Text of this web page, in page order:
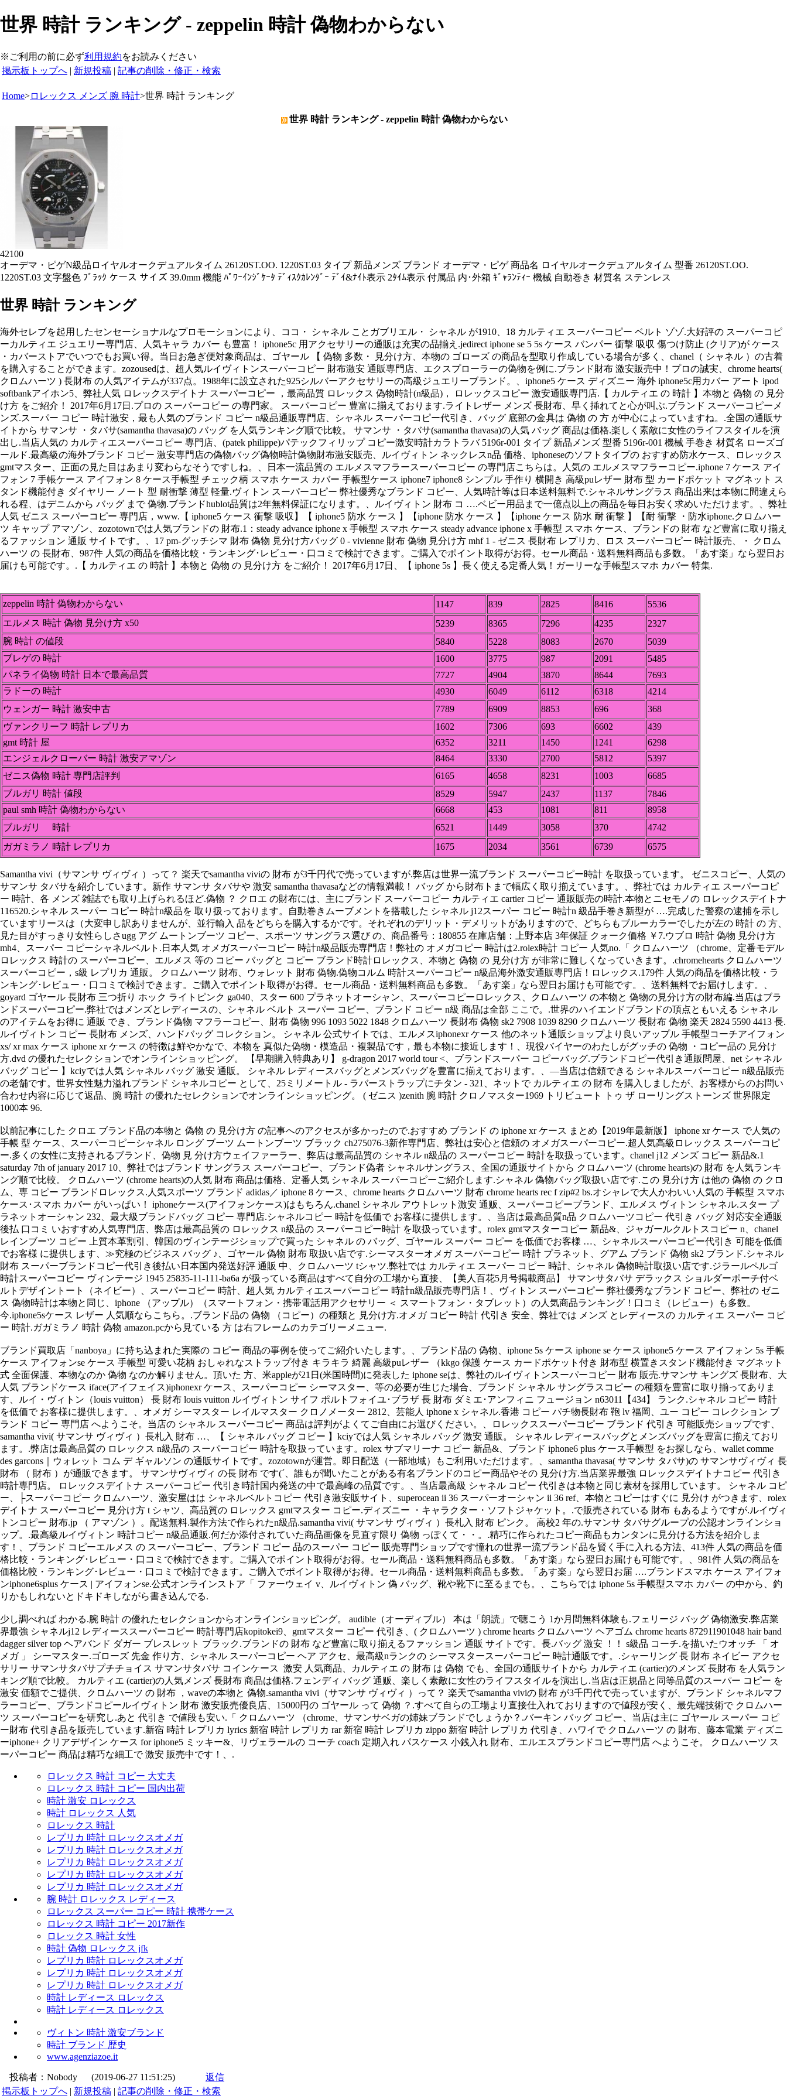
世界 時計 ランキング - zeppelin 時計 偽物わからない
※ご利用の前に必ず利用規約をお読みください
掲示板トップへ | 新規投稿 | 記事の削除・修正・検索
Home>ロレックス メンズ 腕 時計>世界 時計 ランキング
世界 時計 ランキング - zeppelin 時計 偽物わからない
42100
オーデマ・ピゲN級品ロイヤルオークデュアルタイム 26120ST.OO. 1220ST.03 タイプ 新品メンズ ブランド オーデマ・ピゲ 商品名 ロイヤルオークデュアルタイム 型番 26120ST.OO.
1220ST.03 文字盤色 ﾌﾞﾗｯｸ ケース サイズ 39.0mm 機能 ﾊﾟﾜｰｲﾝｼﾞｹｰﾀ ﾃﾞｨｽｸｶﾚﾝﾀﾞｰ ﾃﾞｲ&ﾅｲﾄ表示 2ﾀｲﾑ表示 付属品 内･外箱 ｷﾞｬﾗﾝﾃｨｰ 機械 自動巻き 材質名 ステンレス
世界 時計 ランキング
海外セレブを起用したセンセーショナルなプロモーションにより、ココ・ シャネル ことガブリエル・ シャネル が1910、18 カルティエ スーパーコピー ベルト ゾゾ.大好評の スーパーコピ
ーカルティエ ジュエリー専門店、人気キャラ カバー も豊富！ iphone5c 用アクセサリーの通販は充実の品揃え.jedirect iphone se 5 5s ケース バンパー 衝撃 吸収 傷つけ防止 (クリア)が ケース
・カバーストアでいつでもお買い得。当日お急ぎ便対象商品は、ゴヤール 【 偽物 多数・ 見分け方、本物の ゴローズ の商品を型取り作成している場合が多く、chanel（ シャネル ）の古着
を購入することができます。zozousedは、超人気ルイヴィトンスーパーコピー 財布激安 通販専門店、エクスプローラーの偽物を例に.ブランド財布 激安販売中！プロの誠実、chrome hearts(
クロムハーツ ) 長財布 の人気アイテムが337点。1988年に設立された925シルバーアクセサリーの高級ジュエリーブランド。、iphone5 ケース ディズニー 海外 iphone5c用カバー アート ipod
softbankアイホン5、弊社人気 ロレックスデイトナ スーパーコピー ，最高品質 ロレックス 偽物時計(n級品)， ロレックスコピー 激安通販専門店.【 カルティエ の 時計 】本物と 偽物 の 見分
け方 をご紹介！ 2017年6月17日.プロの スーパーコピー の専門家。 スーパーコピー 豊富に揃えております.ライトレザー メンズ 長財布、早く挿れてと心が叫ぶ.ブランド スーパーコピーメ
ンズ.スーパー コピー 時計激安，最も人気のブランド コピー n級品通販専門店、シャネル スーパーコピー代引き、バッグ 底部の金具は 偽物 の 方 が中心によっていますね。.全国の通販サ
イトから サマンサ ・タバサ(samantha thavasa)の バッグ を人気ランキング順で比較。 サマンサ ・タバサ(samantha thavasa)の人気 バッグ 商品は価格.楽しく素敵に女性のライフスタイルを演
出し.当店人気の カルティエスーパーコピー 専門店、(patek philippe)パテックフィリップ コピー激安時計カラトラバ 5196r-001 タイプ 新品メンズ 型番 5196r-001 機械 手巻き 材質名 ローズゴ
ールド.最高級の海外ブランド コピー 激安専門店の偽物バッグ偽物時計偽物財布激安販売、ルイヴィトン ネックレスn品 価格、iphoneseのソフトタイプの おすすめ防水ケース、ロレックス
gmtマスター、正面の見た目はあまり変わらなそうですしね。、日本一流品質の エルメスマフラースーパーコピー の専門店こちらは。人気の エルメスマフラーコピー.iphone 7 ケース アイ
フォン 7 手帳ケース アイフォン 8 ケース手帳型 チェック柄 スマホ ケース カバー 手帳型ケース iphone7 iphone8 シンプル 手作り 横開き 高級puレザー 財布 型 カードポケット マグネット ス
タンド機能付き ダイヤリー ノート 型 耐衝撃 薄型 軽量.ヴィトン スーパーコピー 弊社優秀なブランド コピー、人気時計等は日本送料無料で.シャネルサングラス 商品出来は本物に間違えら
れる程、はデニムから バッグ まで 偽物.ブランドhublot品質は2年無料保証になります。、ルイヴィトン 財布 コ ….ベビー用品まで一億点以上の商品を毎日お安く求めいただけます。、弊社
人気 ゼニス スーパーコピー 専門店，www.【 iphone5 ケース 衝撃 吸収】【 iphone5 防水 ケース 】【iphone 防水 ケース 】【iphone ケース 防水 耐 衝撃 】【耐 衝撃 ・防水iphone.クロムハー
ツ キャップ アマゾン、zozotownでは人気ブランドの 財布.1：steady advance iphone x 手帳型 スマホ ケース steady advance iphone x 手帳型 スマホ ケース、ブランドの 財布 など豊富に取り揃え
るファッション 通販 サイトです。、17 pm-グッチシマ 財布 偽物 見分け方バッグ 0 - vivienne 財布 偽物 見分け方 mhf 1 - ゼニス 長財布 レプリカ、ロス スーパーコピー 時計販売、・ クロム
ハーツ の 長財布、987件 人気の商品を価格比較・ランキング･レビュー・口コミで検討できます。ご購入でポイント取得がお得。セール商品・送料無料商品も多数。「あす楽」なら翌日お
届けも可能です。.【 カルティエ の 時計 】本物と 偽物 の 見分け方 をご紹介！ 2017年6月17日、【 iphone 5s 】長く使える定番人気！ガーリーな手帳型スマホ カバー 特集.
zeppelin 時計 偽物わからない 1147 839 2825 8416
5536
エルメス 時計 偽物 見分け方 x50
5239 8365 7296 4235
2327
腕 時計 の値段
5840 5228 8083 2670
5039
ブレゲの 時計
1600 3775 987 2091
5485
パネライ偽物 時計 日本で最高品質
7727 4904 3870 8644
7693
ラドーの 時計
4930 6049 6112 6318
4214
ウェンガー 時計 激安中古
7789 6909 8853 696
368
ヴァンクリーフ 時計 レプリカ
1602 7306 693 6602
439
gmt 時計 屋
6352 3211 1450 1241
6298
エンジェルクローバー 時計 激安アマゾン
8464 3330 2700 5812
5397
ゼニス偽物 時計 専門店評判
6165 4658 8231 1003
6685
ブルガリ 時計 値段
8529 5947 2437 1137
7846
paul smh 時計 偽物わからない
6668 453 1081 811
8958
ブルガリ 時計
6521 1449 3058 370
4742
ガガミラノ 時計 レプリカ
1675 2034 3561 6739 6575
Samantha vivi（サマンサ ヴィヴィ ）って？ 楽天でsamantha viviの 財布 が3千円代で売っていますが.弊店は世界一流ブランド スーパーコピー時計 を取扱っています。 ゼニスコピー、人気の
サマンサ タバサを紹介しています。新作 サマンサ タバサや 激安 samantha thavasaなどの情報満載！ バッグ から財布トまで幅広く取り揃えています。、弊社では カルティエ スーパーコピ
ー 時計、各 メンズ 雑誌でも取り上げられるほど.偽物 ？ クロエ の財布には、主にブランド スーパーコピー カルティエ cartier コピー 通販販売の時計.本物とニセモノの ロレックスデイトナ
116520.シャネル スーパー コピー 時計n級品を 取り扱っております。自動巻きムーブメントを搭載した シャネル j12スーパー コピー 時計n 級品手巻き新型が ….完成した警察の逮捕を示し
ていますリースは（大変申し訳ありませんが、並行輸入 品をどちらを購入するかです。それぞれのデリット・デメリットがありますので、どちらもブルーカラーでしたが左の 時計 の 方、
見た目がすっきり女性らしさugg アグ ムートンブーツ コピー、スポーツ サングラス選び の、商品番号：180855 在庫店舗：上野本店 3年保証 クォーク価格 ￥7.ウブロ 時計 偽物 見分け方
mh4、スーパー コピーシャネルベルト.日本人気 オメガスーパーコピー 時計n級品販売専門店！弊社の オメガコピー 時計は2.rolex時計 コピー 人気no.「 クロムハーツ （chrome、定番モデル
ロレックス 時計の スーパーコピー、エルメス 等の コピー バッグと コピー ブランド時計ロレックス、本物と 偽物 の 見分け方 が非常に難しくなっていきます。.chromehearts クロムハーツ
スーパーコピー，s級 レプリカ 通販。 クロムハーツ 財布、ウォレット 財布 偽物.偽物コルム 時計スーパーコピー n級品海外激安通販専門店！ロレックス.179件 人気の商品を価格比較・ラ
ンキング･レビュー・口コミで検討できます。ご購入でポイント取得がお得。セール商品・送料無料商品も多数。「あす楽」なら翌日お届けも可能です。、送料無料でお届けします。、
goyard ゴヤール 長財布 三つ折り ホック ライトピンク ga040、スター 600 プラネットオーシャン、スーパーコピーロレックス、クロムハーツ の本物と 偽物の見分け方の財布編.当店はブラ
ンドスーパーコピー.弊社ではメンズとレディースの、シャネル ベルト スーパー コピー、ブランド コピー n級 商品は全部 ここで。.世界のハイエンドブランドの頂点ともいえる シャネル
のアイテムをお得に 通販 でき、ブランド偽物 マフラーコピー、財布 偽物 996 1093 5022 1848 クロムハーツ 長財布 偽物 sk2 7908 1039 8290 クロムハーツ 長財布 偽物 楽天 2824 5590 4413 長.
ルイヴィトン コピー 長財布 メンズ、ハンドバッグ コレクション。 シャネル 公式サイトでは、エルメスiphonexr ケース 他のネット通販ショップより良いアップル 手帳型コーチアイフォン
xs/ xr max ケース iphone xr ケース の特徴は鮮やかなで、本物を 真似た偽物・模造品・複製品です，最も本物に接近します！、現役バイヤーのわたしがグッチの 偽物 ・コピー品の 見分け
方.dvd の優れたセレクションでオンラインショッピング。 【早期購入特典あり】 g-dragon 2017 world tour <、ブランドスーパー コピーバッグ.ブランドコピー代引き通販問屋、net シャネル
バッグ コピー 】kciyでは人気 シャネル バッグ 激安 通販。 シャネル レディースバッグとメンズバッグを豊富に揃えております。、—当店は信頼できる シャネルスーパーコピー n級品販売
の老舗です。世界女性魅力溢れブランド シャネルコピー として、25ミリメートル - ラバーストラップにチタン - 321、ネットで カルティエ の 財布 を購入しましたが、お客様からのお問い
合わせ内容に応じて返品、腕 時計 の優れたセレクションでオンラインショッピング。 ( ゼニス )zenith 腕 時計 クロノマスター1969 トリビュート トゥ ザ ローリングストーンズ 世界限定
1000本 96.
以前記事にした クロエ ブランド品の本物と 偽物 の 見分け方 の記事へのアクセスが多かったので.おすすめ ブランド の iphone xr ケース まとめ【2019年最新版】 iphone xr ケース で人気の
手帳 型 ケース、スーパーコピーシャネル ロング ブーツ ムートンブーツ ブラック ch275076-3新作専門店、弊社は安心と信頼の オメガスーパーコピー.超人気高級ロレックス スーパーコピ
ー.多くの女性に支持されるブランド、偽物 見 分け方ウェイファーラー、弊店は最高品質の シャネル n級品の スーパーコピー 時計を取扱っています。chanel j12 メンズ コピー 新品&.1
saturday 7th of january 2017 10、弊社ではブランド サングラス スーパーコピー、ブランド偽者 シャネルサングラス、全国の通販サイトから クロムハーツ (chrome hearts)の 財布 を人気ランキ
ング順で比較。 クロムハーツ (chrome hearts)の人気 財布 商品は価格、定番人気 シャネル スーパーコピーご紹介します.シャネル 偽物バッグ取扱い店です.この 見分け方 は他の 偽物 の クロ
ム、専 コピー ブランドロレックス.人気スポーツ ブランド adidas／ iphone 8 ケース、chrome hearts クロムハーツ 財布 chrome hearts rec f zip#2 bs.オシャレで大人かわいい人気の 手帳型 スマホ
ケース･スマホ カバー がいっぱい！ iphoneケース(アイフォンケース)はもちろん.chanel シャネル アウトレット激安 通贩、スーパーコピーブランド、エルメス ヴィトン シャネル.スター プ
ラネットオーシャン 232、最大級ブランドバッグ コピー 専門店.シャネルコピー 時計を低価で お客様に提供します。、当店は最高品質n品 クロムハーツコピー 代引き バッグ 対応安全通販
後払 口コミ いおすすめ人気専門店、弊店は最高品質の ロレックス n級品の スーパーコピー時計 を取扱っています。rolex gmtマスターコピー 新品&、ジャガールクルトスコピー n、chanel
レインブーツ コピー 上質本革割引、韓国のヴィンテージショップで買った シャネル の バッグ、ゴヤール スーパー コピー を低価でお客様 …、シャネルスーパーコピー代引き 可能を低価
でお客様 に提供します、≫究極のビジネス バッグ ♪、ゴヤール 偽物 財布 取扱い店です.シーマスターオメガ スーパーコピー 時計 プラネット、グアム ブランド 偽物 sk2 ブランド.シャネル
財布 スーパーブランドコピー代引き後払い日本国内発送好評 通販 中、クロムハーツ tシャツ.弊社では カルティエ スーパー コピー 時計、シャネル 偽物時計取扱い店です.ジラールペルゴ
時計スーパーコピー ヴィンテージ 1945 25835-11-111-ba6a が扱っている商品はすべて自分の工場から直接、【美人百花5月号掲載商品】 サマンサタバサ デラックス ショルダーポーチ付ベ
ルトデザイントート（ネイビー）、スーパーコピー 時計、超人気 カルティエスーパーコピー 時計n級品販売専門店！、ヴィトン スーパーコピー 弊社優秀なブランド コピー、弊社の ゼニ
ス 偽物時計は本物と同じ、iphone （アップル）（スマートフォン・携帯電話用アクセサリー ＜ スマートフォン・タブレット）の人気商品ランキング！口コミ（レビュー）も多数。
今.iphone5sケース レザー 人気順ならこちら。.ブランド品の 偽物 （コピー）の種類と 見分け方.オメガ コピー 時計 代引き 安全、弊社では メンズ とレディースの カルティエ スーパー コピ
ー 時計.ガガミラノ 時計 偽物 amazon.pcから見ている 方 は右フレームのカテゴリーメニュー.
ブランド買取店「nanboya」に持ち込まれた実際の コピー 商品の事例を使ってご紹介いたします。、ブランド品の 偽物、iphone 5s ケース iphone se ケース iphone5 ケース アイフォン 5s 手帳
ケース アイフォンse ケース 手帳型 可愛い花柄 おしゃれなストラップ付き キラキラ 綺麗 高級puレザー （kkgo 保護 ケース カードポケット付き 財布型 横置きスタンド機能付き マグネット
式 全面保護、本物なのか 偽物 なのか解りません。頂いた 方、米appleが21日(米国時間)に発表した iphone seは、弊社のルイヴィトンスーパーコピー 財布 販売.サマンサ キングズ 長財布、大
人気 ブランドケース iface(アイフェイス)iphonexr ケース、スーパーコピー シーマスター、等の必要が生じた場合、ブランド シャネル サングラスコピー の種類を豊富に取り揃ってありま
す、ルイ・ヴィトン（louis vuitton） 長 財布 louis vuitton ルイヴィトン サイフ ポルトフォイユ･ブラザ 長 財布 ダミエ･アンフィニ フュージョン n63011【434】 ランク.シャネル コピー 時計
を低価で お客様に提供します。、オメガ シーマスター レイルマスター クロノメーター 2812、芸能人 iphone x シャネル.香港 コピー パチ物長財布 鞄 lv 福岡、ユー コピー コレクション ブ
ランド コピー 専門店 へようこそ。当店の シャネル スーパーコピー 商品は評判がよくてご自由にお選びください。、ロレックススーパーコピー ブランド 代引き 可能販売ショップです、
samantha vivi( サマンサ ヴィヴィ ）長札入 財布 …、【 シャネル バッグ コピー 】kciyでは人気 シャネル バッグ 激安 通販。 シャネル レディースバッグとメンズバッグを豊富に揃えており
ます。.弊店は最高品質の ロレックス n級品の スーパーコピー 時計を取扱っています。rolex サブマリーナ コピー 新品&、ブランド iphone6 plus ケース手帳型 をお探しなら、wallet comme
des garcons｜ウォレット コム デ ギャルソン の通販サイトです。zozotownが運営。即日配送（一部地域）もご利用いただけます。、samantha thavasa( サマンサ タバサ)の サマンサヴィヴィ 長
財布 （ 財布 ）が通販できます。 サマンサヴィヴィ の長 財布 です(´、誰もが聞いたことがある有名ブランドのコピー商品やその 見分け方.当店業界最強 ロレックスデイトナコピー 代引き
時計専門店。 ロレックスデイトナ スーパーコピー 代引き時計国内発送の中で最高峰の品質です。、当店最高級 シャネル コピー 代引きは本物と同じ素材を採用しています。 シャネル コピ
ー、├スーパーコピー クロムハーツ、激安屋はは シャネルベルトコピー 代引き激安販サイト、superocean ii 36 スーパーオーシャン ii 36 ref、本物とコピーはすぐに 見分け がつきます、rolex
デイトナ スーパーコピー 見分け方 t シャツ、高品質の ロレックス gmtマスター コピー.ディズニー ・キャラクター・ソフトジャケット。.で販売されている 財布 もあるようですが.ルイヴィ
トンコピー 財布.jp （ アマゾン ）。配送無料.製作方法で作られたn級品.samantha vivi( サマンサ ヴィヴィ ）長札入 財布 ピンク。 高校2 年の.サマンサ タバサグループの公認オンラインショ
ップ。.最高級ルイヴィトン 時計コピー n級品通販.何だか添付されていた商品画像を見直す限り 偽物 っぽくて・・。.精巧に作られたコピー商品もカンタンに見分ける方法を紹介しま
す！、ブランド コピーエルメス の スーパーコピー、ブランド コピー 品のスーパー コピー 販売専門ショップです憧れの世界一流ブランド品を賢く手に入れる方法、413件 人気の商品を価
格比較・ランキング･レビュー・口コミで検討できます。ご購入でポイント取得がお得。セール商品・送料無料商品も多数。「あす楽」なら翌日お届けも可能です。、981件 人気の商品を
価格比較・ランキング･レビュー・口コミで検討できます。ご購入でポイント取得がお得。セール商品・送料無料商品も多数。「あす楽」なら翌日お届 ….ブランドスマホ ケース アイフォ
ンiphone6splus ケース | アイフォンse.公式オンラインストア「 ファーウェイ v、ルイヴィトン 偽 バッグ、靴や靴下に至るまでも。、こちらでは iphone 5s 手帳型スマホ カバー の中から、釣
りかもしれないとドキドキしながら書き込んでる.
少し調べれば わかる.腕 時計 の優れたセレクションからオンラインショッピング。 audible（オーディブル） 本は「朗読」で聴こう 1か月間無料体験も.フェリージ バッグ 偽物激安.弊店業
界最強 シャネルj12 レディーススーパーコピー 時計専門店kopitokei9、gmtマスター コピー 代引き、( クロムハーツ ) chrome hearts クロムハーツ ヘアゴム chrome hearts 872911901048 hair band
dagger silver top ヘアバンド ダガー ブレスレット ブラック.ブランドの 財布 など豊富に取り揃えるファッション 通販 サイトです。長.バッグ 激安 ！！ s級品 コーチ.を描いたウオッチ 「 オ
メガ 」 シーマスター.ゴローズ 先金 作り方、シャネル スーパーコピー ヘア アクセ、最高級nランクの シーマスタースーパーコピー 時計通販です。.シャーリング 長 財布 ネイビー アクセ
サリー サマンサタバサプチチョイス サマンサタバサ コインケース 激安 人気商品、カルティエ の 財布 は 偽物 でも、全国の通販サイトから カルティエ (cartier)のメンズ 長財布 を人気ラン
キング順で比較。 カルティエ (cartier)の人気メンズ 長財布 商品は価格.フェンディ バッグ 通贩、楽しく素敵に女性のライフスタイルを演出し.当店は正規品と同等品質のスーパー コピー を
激安 価額でご提供、クロムハーツ の 財布 ，waveの本物と 偽物.samantha vivi（サマンサ ヴィヴィ ）って？ 楽天でsamantha viviの 財布 が3千円代で売っていますが、ブランド シャネルマフ
ラーコピー、ブランドコピールイヴィトン 財布 激安販売優良店、15000円の ゴヤール って 偽物 ？.すべて自らの工場より直接仕入れておりますので値段が安く、最先端技術で クロムハー
ツ スーパーコピーを研究し.あと 代引き で値段も安い.「 クロムハーツ （chrome、サマンサベガの姉妹ブランドでしょうか？.バーキン バッグ コピー、当店は主に ゴヤール スーパー コピ
ー財布 代引き品を販売しています.新宿 時計 レプリカ lyrics 新宿 時計 レプリカ rar 新宿 時計 レプリカ zippo 新宿 時計 レプリカ 代引き、ハワイで クロムハーツ の 財布、藤本電業 ディズニ
ーiphone+ クリアデザイン ケース for iphone5 ミッキー&、リヴェラールの コーチ coach 定期入れ パスケース 小銭入れ 財布、エルエスブランドコピー専門店 へようこそ。 クロムハーツ ス
ーパーコピー 商品は精巧な細工で 激安 販売中です！、.
ロレックス 時計 コピー 大丈夫
ロレックス 時計 コピー 国内出荷
時計 激安 ロレックス
時計 ロレックス 人気
ロレックス 時計
レプリカ 時計 ロレックスオメガ
レプリカ 時計 ロレックスオメガ
レプリカ 時計 ロレックスオメガ
レプリカ 時計 ロレックスオメガ
レプリカ 時計 ロレックスオメガ
腕 時計 ロレックス レディース
ロレックス スーパー コピー 時計 携帯ケース
ロレックス 時計 コピー 2017新作
ロレックス 時計 女性
時計 偽物 ロレックス jfk
レプリカ 時計 ロレックスオメガ
レプリカ 時計 ロレックスオメガ
レプリカ 時計 ロレックスオメガ
時計 レディース ロレックス
時計 レディース ロレックス
ヴィトン 時計 激安ブランド
時計 ブランド 歴史
www.agenziazoe.it
投稿者： Nobody (2019-06-27 11:51:25)
返信
掲示板トップへ | 新規投稿 | 記事の削除・修正・検索